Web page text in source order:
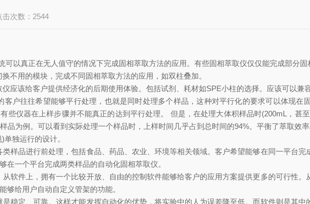
击次数：2544
可以真正在无人值守的情况下完成固相萃取方法的应用。有些固相萃取仪仅仅能完成部分固
不用的模块，完成不同固相萃取方法的应用，如双柱叠加。
应该给客户提供经济化的后期使用体验。包括试剂、耗材如SPE小柱的选择。应该可以兼
客户往往希望能够平行处理，也就是同时处理多个样品，这种对平行化的要求可以体现在
些仪器在上样步骤并不能真正的达到平行处理。 但是，在处理大体积样品时(200mL，甚
品为例。可以看到实际处理一个样品时，上样时间几乎占到总时间的94%。平衡了萃取效
独运行的设计。
样品进行前处理，包括食品、药品、农业、环境等相关领域。客户希望能够在同一平台
在一个平台完成两类样品的自动化固相萃取仪。
软件上，拥有一个比较开放、自由的控制软件能够给客户的应用方案提供更多的可行性
够给用户自动自定义管架的功能。
稳定、可靠。这样才能发挥自动化的优势，将实验中的人为误差降至低。而软件则是其